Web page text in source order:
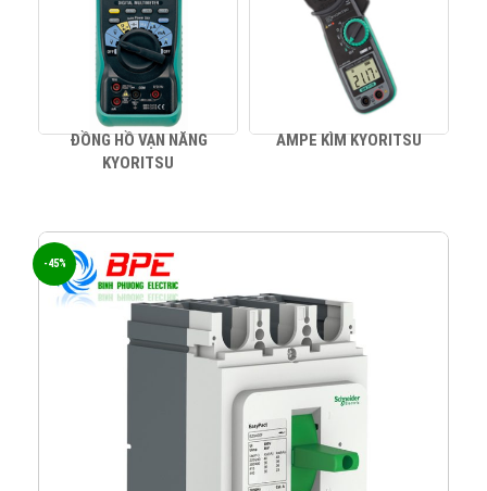
ĐỒNG HỒ VẠN NĂNG
KYORITSU
AMPE KÌM KYORITSU
-45%